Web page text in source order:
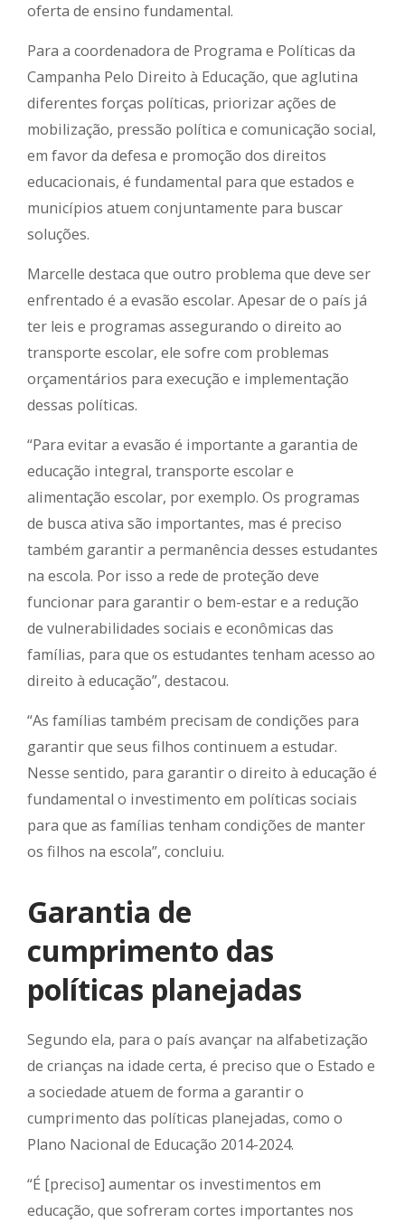
oferta de ensino fundamental.
Para a coordenadora de Programa e Políticas da
Campanha Pelo Direito à Educação, que aglutina
diferentes forças políticas, priorizar ações de
mobilização, pressão política e comunicação social,
em favor da defesa e promoção dos direitos
educacionais, é fundamental para que estados e
municípios atuem conjuntamente para buscar
soluções.
Marcelle destaca que outro problema que deve ser
enfrentado é a evasão escolar. Apesar de o país já
ter leis e programas assegurando o direito ao
transporte escolar, ele sofre com problemas
orçamentários para execução e implementação
dessas políticas.
“Para evitar a evasão é importante a garantia de
educação integral, transporte escolar e
alimentação escolar, por exemplo. Os programas
de busca ativa são importantes, mas é preciso
também garantir a permanência desses estudantes
na escola. Por isso a rede de proteção deve
funcionar para garantir o bem-estar e a redução
de vulnerabilidades sociais e econômicas das
famílias, para que os estudantes tenham acesso ao
direito à educação”, destacou.
“As famílias também precisam de condições para
garantir que seus filhos continuem a estudar.
Nesse sentido, para garantir o direito à educação é
fundamental o investimento em políticas sociais
para que as famílias tenham condições de manter
os filhos na escola”, concluiu.
Garantia de
cumprimento das
políticas planejadas
Segundo ela, para o país avançar na alfabetização
de crianças na idade certa, é preciso que o Estado e
a sociedade atuem de forma a garantir o
cumprimento das políticas planejadas, como o
Plano Nacional de Educação 2014-2024.
“É [preciso] aumentar os investimentos em
educação, que sofreram cortes importantes nos